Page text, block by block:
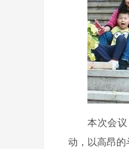
本次会
动，以高昂的